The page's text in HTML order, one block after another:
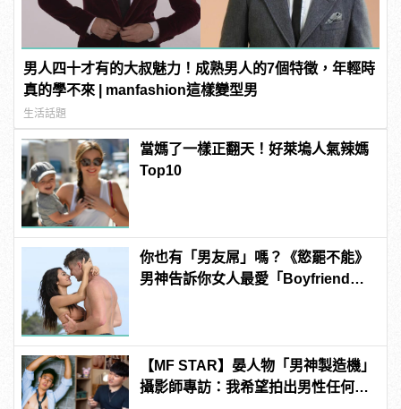
男人四十才有的大叔魅力！成熟男人的7個特徵，年輕時
真的學不來 | manfashion這樣變型男
生活話題
當媽了一樣正翻天！好萊塢人氣辣媽
Top10
你也有「男友屌」嗎？《慾罷不能》
男神告訴你女人最愛「Boyfriend
【MF STAR】晏人物「男神製造機」
攝影師專訪：我希望拍出男性任何尺